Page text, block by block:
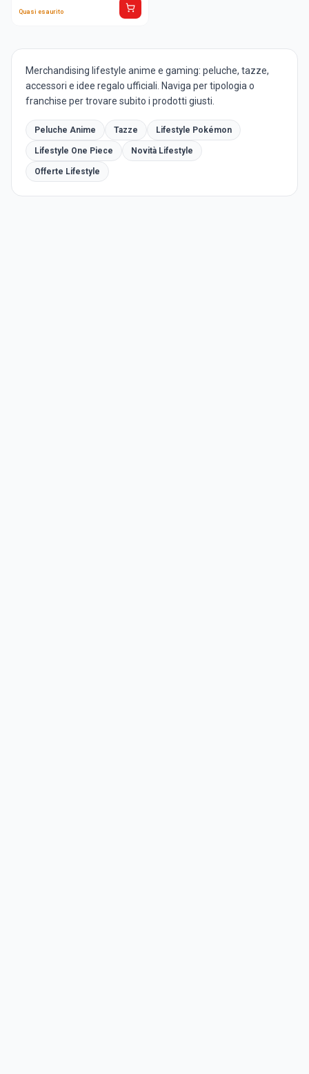
Quasi esaurito
Merchandising lifestyle anime e gaming: peluche, tazze,
accessori e idee regalo ufficiali. Naviga per tipologia o
franchise per trovare subito i prodotti giusti.
Peluche Anime Tazze Lifestyle Pokémon
Lifestyle One Piece Novità Lifestyle
Offerte Lifestyle